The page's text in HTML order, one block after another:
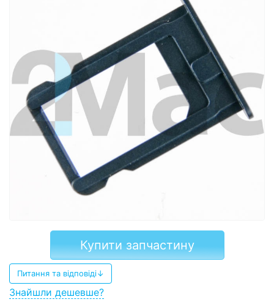
Купити запчастину
Питання та відповіді↓
Знайшли дешевше?